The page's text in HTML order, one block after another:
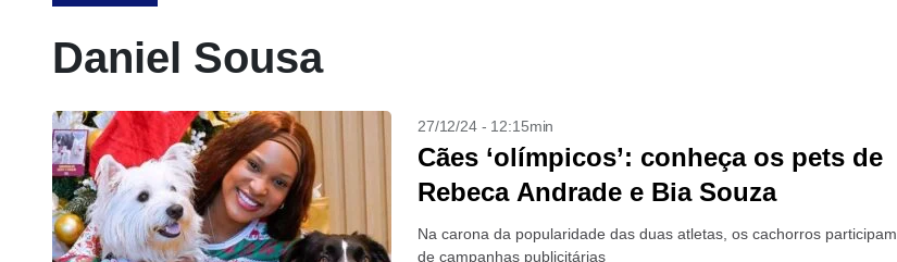
Daniel Sousa
27/12/24 - 12:15min
Cães ‘olímpicos’: conheça os pets de
Rebeca Andrade e Bia Souza
Na carona da popularidade das duas atletas, os cachorros participam
de campanhas publicitárias